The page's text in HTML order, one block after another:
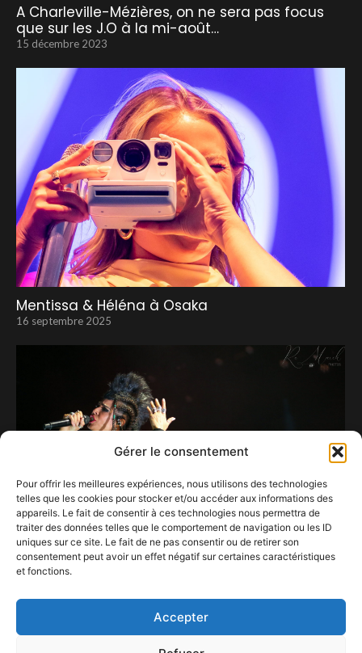
Gérer le consentement
Pour offrir les meilleures expériences, nous utilisons des technologies
telles que les cookies pour stocker et/ou accéder aux informations des
appareils. Le fait de consentir à ces technologies nous permettra de
traiter des données telles que le comportement de navigation ou les ID
uniques sur ce site. Le fait de ne pas consentir ou de retirer son
consentement peut avoir un effet négatif sur certaines caractéristiques
et fonctions.
Accepter
A Charleville-Mézières, on ne sera pas focus
que sur les J.O à la mi-août…
15 décembre 2023
Mentissa & Héléna à Osaka
16 septembre 2025
10 septembre 2023